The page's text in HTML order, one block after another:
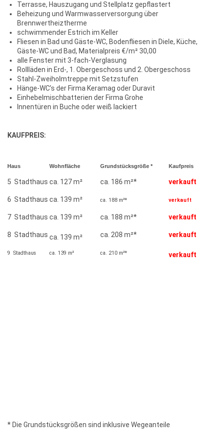
Terrasse, Hauszugang und Stellplatz gepflastert
Beheizung und Warmwasserversorgung über
Brennwertheiztherme
schwimmender Estrich im Keller
Fliesen in Bad und Gäste-WC, Bodenfliesen in Diele, Küche,
Gäste-WC und Bad, Materialpreis €/m² 30,00
alle Fenster mit 3-fach-Verglasung
Rollläden in Erd-, 1. Obergeschoss und 2. Obergeschoss
Stahl-Zweiholmtreppe mit Setzstufen
Hänge-WC’s der Firma Keramag oder Duravit
Einhebelmischbatterien der Firma Grohe
Innentüren in Buche oder weiß lackiert
KAUFPREIS:
Haus Wohnfläche Grundstücksgröße * Kaufpreis
5 Stadthaus ca. 127 m² ca. 186 m²* verkauft
6 Stadthaus ca. 139 m² ca. 188 m²* verkauft
7 Stadthaus ca. 139 m² ca. 188 m²* verkauft
8 Stadthaus ca. 139 m² ca. 208 m²* verkauft
9 Stadthaus ca. 139 m² ca. 210 m²* verkauft
* Die Grundstücksgrößen sind inklusive Wegeanteile